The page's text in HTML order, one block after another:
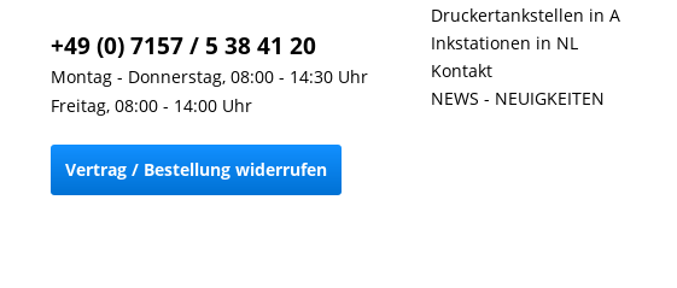
+49 (0) 7157 / 5 38 41 20
Montag - Donnerstag, 08:00 - 14:30 Uhr
Freitag, 08:00 - 14:00 Uhr
Vertrag / Bestellung widerrufen
Druckertankstellen in A
Inkstationen in NL
Kontakt
NEWS - NEUIGKEITEN